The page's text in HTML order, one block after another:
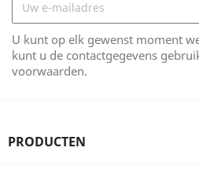
U kunt op elk gewenst moment
kunt u de contactgegevens
voorwaarden.
PRODUCTEN